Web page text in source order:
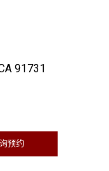
91731
预约